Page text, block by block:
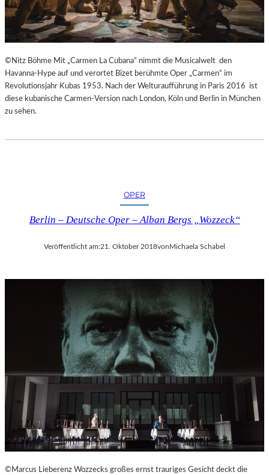
S
S
I
N
E
N
I
E
N
R
©Nitz Böhme Mit „Carmen La Cubana“ nimmt die Musicalwelt den
Havanna-Hype auf und verortet Bizet berühmte Oper „Carmen“ im
Revolutionsjahr Kubas 1953. Nach der Welturaufführung in Paris 2016 ist
diese kubanische Carmen-Version nach London, Köln und Berlin in München
zu sehen.
OPER
Berlin – Deutsche Oper – Alban Bergs „Wozzeck“
Veröffentlicht am:21. Oktober 2018vonMichaela Schabel
©Marcus Lieberenz Wozzecks großes ernst trauriges Gesicht deckt die